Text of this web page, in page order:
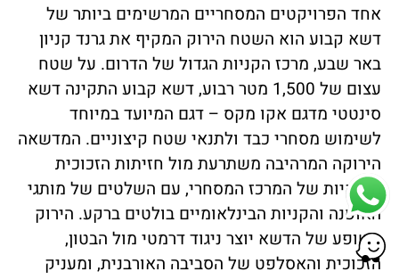
אחד הפרויקטים המסחריים המרשימים ביותר של
דשא קבוע הוא השטח הירוק המקיף את גרנד קניון
באר שבע, מרכז הקניות הגדול של הדרום. על שטח
עצום של 1,500 מטר רבוע, דשא קבוע התקינה דשא
סינטטי מדגם אקו מקס – דגם המיועד במיוחד
לשימוש מסחרי כבד ולתנאי שטח קיצוניים. המדשאה
הירוקה המרהיבה משתרעת מול חזיתות הזכוכית
הענקיות של המרכז המסחרי, עם השלטים של מותגי
האופנה והקניות הבינלאומיים בולטים ברקע. הירוק
השופע של הדשא יוצר ניגוד דרמטי מול הבטון,
הזכוכית והאסלפט של הסביבה האורבנית, ומעניק